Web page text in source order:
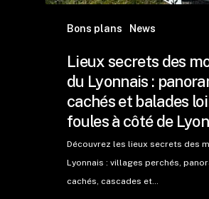
Bons plans News
Lieux secrets des
du Lyonnais :
cachés et balades
foules à côté de Lyon
Découvrez les lieux secrets des
Lyonnais : villages perchés,
cachés, cascades et…